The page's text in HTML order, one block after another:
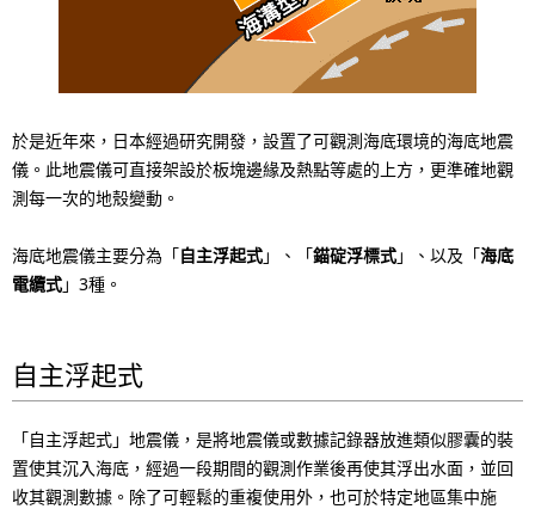
l
o
a
o
n
i
n
於是近年來，日本經過研究開發，設置了可觀測海底環境的海底地震
儀。此地震儀可直接架設於板塊邊緣及熱點等處的上方，更準確地觀
測每一次的地殼變動。
海底地震儀主要分為「自主浮起式」、「錨碇浮標式」、以及「海底
電纜式」3種。
自主浮起式
「自主浮起式」地震儀，是將地震儀或數據記錄器放進類似膠囊的裝
置使其沉入海底，經過一段期間的觀測作業後再使其浮出水面，並回
收其觀測數據。除了可輕鬆的重複使用外，也可於特定地區集中施